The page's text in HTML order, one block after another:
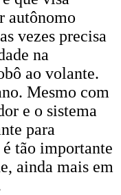
autônomo
vezes precisa
na
ao volante.
Mesmo com
e o sistema
para
tão importante
ainda mais em